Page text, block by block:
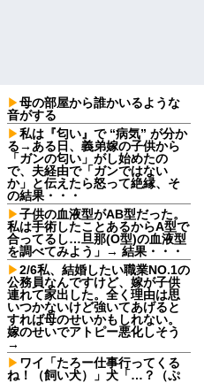
母の部屋から誰かいるような
音がする
私は『匂い』で “病気” が分か
る→ある日、義弟嫁の子供から
「ガンの匂い」がし始めたの
で、夫経由で「ガンではない
か」と伝えたら怒って絶縁、そ
の結果・・・
子供の血液型がAB型だった。
私は手術したことあるからA型で
合ってるし…旦那(O型)の血液型
を調べてみよう」→ 結果・・・
2/6私、結婚したい職業NO.1の
公務員なんですけど、嫁が子供
連れて家出した。全く理由は思
いつかないけど強いてあげると
すれば母のせいかもしれない。
嫁のせいでアトピー悪化しそう
→
ワイ「たろー仕事行ってくる
ね！（飼い犬）」犬「…？（ぷ